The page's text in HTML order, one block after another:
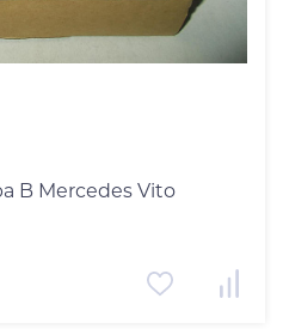
B Mercedes Vito